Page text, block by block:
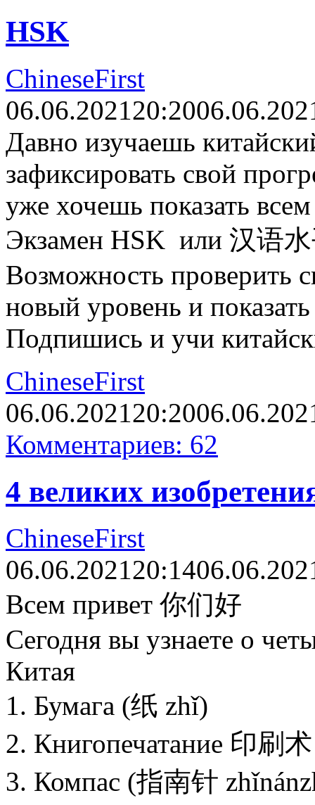
HSK
ChineseFirst
06.06.202120:20
Давно изучаешь
зафиксировать свой
уже хочешь показать
Экзамен HSK или 汉语
Возможность проверить
новый уровень и
Подпишись и учи
ChineseFirst
06.06.202120:20
Комментариев: 62
4 великих
ChineseFirst
06.06.202120:14
Всем привет 你们好
Сегодня вы узнаете о
Китая
1. Бумага (纸 zhǐ)
2. Книгопечатание 印刷
3. Компас (指南针